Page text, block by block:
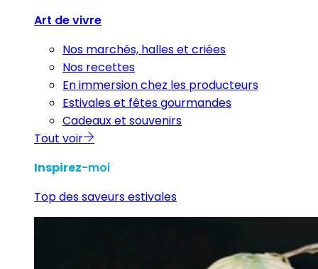
Art de vivre
Nos marchés, halles et criées
Nos recettes
En immersion chez les producteurs
Estivales et fêtes gourmandes
Cadeaux et souvenirs
Tout voir
Inspirez-moi
Top des saveurs estivales